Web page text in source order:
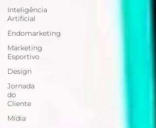
Inteligência
Artificial
Endomarketing
Marketing
Esportivo
Design
Jornada
do
Cliente
Mídia